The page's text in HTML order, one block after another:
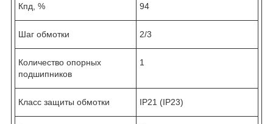
Кпд, % 94
Шаг обмотки 2/3
Количество опорных
подшипников
1
Класс защиты обмотки IP21 (IP23)